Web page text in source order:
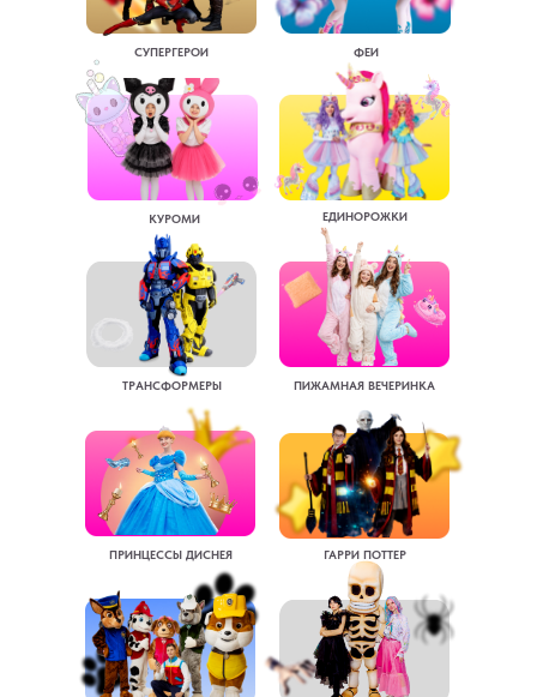
КУРОМИ
ПИЖАМНАЯ ВЕЧЕРИНКА
ТРАНСФОРМЕРЫ
ГАРРИ ПОТТЕР
ЕДИНОРОЖКИ
ПРИНЦЕССЫ ДИСНЕЯ
ФЕИ
СУПЕРГЕРОИ